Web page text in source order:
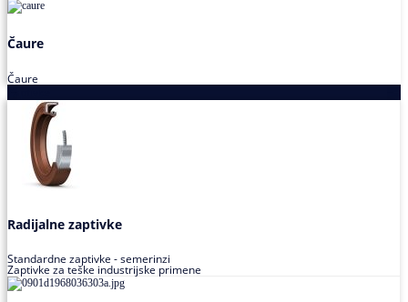
Čaure
Čaure
Radijalne zaptivke
Standardne zaptivke - semerinzi
Zaptivke za teške industrijske primene